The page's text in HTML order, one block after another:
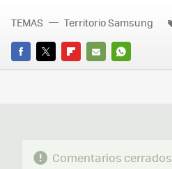
FACEBOOK
TWITTERFLIPBOARD
E-
WHATSAPP
TEMAS Territorio Samsung
Comentarios cerrados